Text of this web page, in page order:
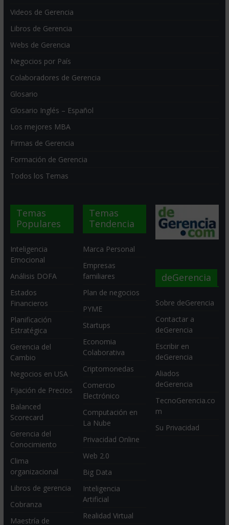
Videos de Gerencia
Libros de Gerencia
Webs de Gerencia
Negocios por País
Colaboradores de Gerencia
Glosario
Glosario Inglés – Español
Los mejores MBA
Firmas de Gerencia
Formación de Gerencia
Todos los Temas
Temas
Populares
Inteligencia
Emocional
Análisis DOFA
Estados
Financieros
Planificación
Estratégica
Gerencia del
Cambio
Negocios en USA
Fijación de Precios
Balanced
Scorecard
Gerencia del
Conocimiento
Clima
organizacional
Libros de gerencia
Cobranza
Maestría de
Temas
Tendencia
Marca Personal
Empresas
familiares
Plan de negocios
PYME
Startups
Economia
Colaborativa
Criptomonedas
Comercio
Electrónico
Computación en
La Nube
Privacidad Online
Web 2.0
Big Data
Inteligencia
Artificial
Realidad Virtual
deGerencia
Sobre deGerencia
Contactar a
deGerencia
Escribir en
deGerencia
Aliados
deGerencia
TecnoGerencia.co
m
Su Privacidad